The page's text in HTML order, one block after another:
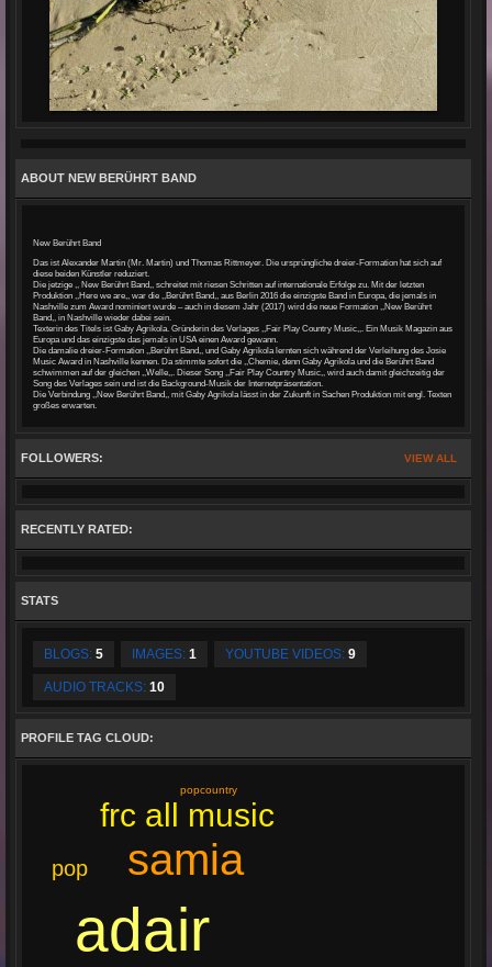
ABOUT NEW BERÜHRT BAND
New Berührt Band
Das ist Alexander Martin (Mr. Martin) und Thomas Rittmeyer. Die ursprüngliche dreier-Formation hat sich auf
diese beiden Künstler reduziert.
Die jetzige ,, New Berührt Band,, schreitet mit riesen Schritten auf internationale Erfolge zu. Mit der letzten
Produktion ,,Here we are,, war die ,,Berührt Band,, aus Berlin 2016 die einzigste Band in Europa, die jemals in
Nashville zum Award nominiert wurde – auch in diesem Jahr (2017) wird die neue Formation ,,New Berührt
Band,, in Nashville wieder dabei sein.
Texterin des Titels ist Gaby Agrikola. Gründerin des Verlages ,,Fair Play Country Music,,. Ein Musik Magazin aus
Europa und das einzigste das jemals in USA einen Award gewann.
Die damalie dreier-Formation ,,Berührt Band,, und Gaby Agrikola lernten sich während der Verleihung des Josie
Music Award in Nashville kennen. Da stimmte sofort die ,,Chemie, denn Gaby Agrikola und die Berührt Band
schwimmen auf der gleichen ,,Welle,,. Dieser Song ,,Fair Play Country Music,, wird auch damit gleichzeitig der
Song des Verlages sein und ist die Background-Musik der Internetpräsentation.
Die Verbindung ,,New Berührt Band,, mit Gaby Agrikola lässt in der Zukunft in Sachen Produktion mit engl. Texten
großes erwarten.
VIEW ALL
FOLLOWERS:
RECENTLY RATED:
STATS
BLOGS: 5 IMAGES: 1 YOUTUBE VIDEOS: 9
AUDIO TRACKS: 10
PROFILE TAG CLOUD:
adair
samia
frc all music
pop
popcountry